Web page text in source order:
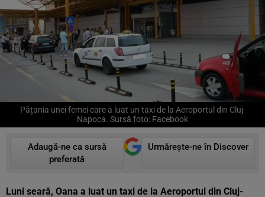
Pățania unei femei care a luat un taxi de la Aeroportul din Cluj-
Napoca. Sursă foto: Facebook
Adaugă-ne ca sursă
preferată
Urmărește-ne în Discover
Luni seară, Oana a luat un taxi de la Aeroportul din Cluj-